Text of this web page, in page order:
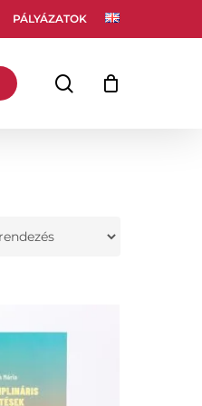
PÁLYÁZATOK
keresés
Kosár